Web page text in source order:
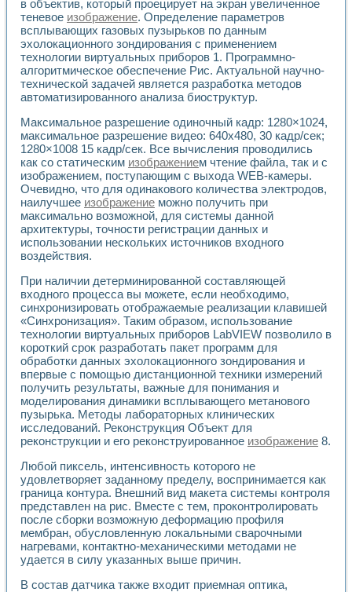
Использование технологий NATIONAL INSTRUMENTS
Оборудование для промышленной термотрансферной
Автоматизация реометрических исследований на базе
Применение измерителя иммитанса для исследова¬ния
Исследование электромагнитных переходных процессов
Стенд для исследования электрических переходных
Автоматизация контроля сварных швов на базе
Измерительный контроль с применением
Моделирование надежности и эффективности систем
Лабораторные практикумы и учебные стенды
Автоматизация лабораторного стенда по измерению
Автоматизированные лабораторные комплексы для
Виртуальный прибор для исследования нелинейных
Использование виртуальных приборов в процесе
Использование программ ELECTRONICS WORKBENCH-
Лабораторный практикум по дисциплине «Цифровые
Лабораторный практикум по ИНС на основе LabVIEW
Опыт использования NI LabVIEW для создания
Применение LabVIEW для исследования течения в
Создание виртуальной работы «Изучение магнитных
Обратный маятник
Устройство для изучения основ интерфейсов обмена по
Лабораторный практикум: изучение адиабатического
Стенд для исследования электрических переходных
Система статистической обработки результатов
Автоматизация лазерно-плазменных измерений с
Модельно-измерительный комплекс. Назначение. Состав.
Использование технологий NATIONAL INSTRUMENTS
Учебный практикум "Спектральный и корреляционный
Учебный стенд для исследования принципа действия
Оборудование и программное обеспечение учебных
Виртуальный лабораторный практикум для изучения
Управление роботом ТУР-10 средствами LabVIEW
Аппаратно-программный комплекс для исследования
Автоматизированный дистанционный лабораторный
Исследование возможности реставрации одномерных
Использование технологий NATIONAL INSTRUMENTS в
Разработка модификаций алгоритма полигармонической
в объектив, который проецирует на экран увеличенное
теневое изображение. Определение параметров
всплывающих газовых пузырьков по данным
эхолокационного зондирования с применением
технологии виртуальных приборов 1. Программно-
алгоритмическое обеспечение Рис. Актуальной научно-
технической задачей является разработка методов
автоматизированного анализа биоструктур.
Максимальное разрешение одиночный кадр: 1280×1024,
максимальное разрешение видео: 640x480, 30 кадр/сек;
1280×1008 15 кадр/сек. Все вычисления проводились
как со статическим изображением чтение файла, так и с
изображением, поступающим с выхода WEB-камеры.
Очевидно, что для одинакового количества электродов,
наилучшее изображение можно получить при
максимально возможной, для системы данной
архитектуры, точности регистрации данных и
использовании нескольких источников входного
воздействия.
При наличии детерминированной составляющей
входного процесса вы можете, если необходимо,
синхронизировать отображаемые реализации клавишей
«Синхронизация». Таким образом, использование
технологии виртуальных приборов LabVIEW позволило в
короткий срок разработать пакет программ для
обработки данных эхолокационного зондирования и
впервые с помощью дистанционной техники измерений
получить результаты, важные для понимания и
моделирования динамики всплывающего метанового
пузырька. Методы лабораторных клинических
исследований. Реконструкция Объект для
реконструкции и его реконструированное изображение 8.
Любой пиксель, интенсивность которого не
удовлетворяет заданному пределу, воспринимается как
граница контура. Внешний вид макета системы контроля
представлен на рис. Вместе с тем, проконтролировать
после сборки возможную деформацию профиля
мембран, обусловленную локальными сварочными
нагревами, контактно-механическими методами не
удается в силу указанных выше причин.
В состав датчика также входит приемная оптика,